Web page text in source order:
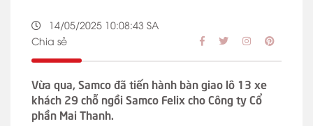
14/05/2025 10:08:43 SA
Chia sẻ
Vừa qua, Samco đã tiến hành bàn giao lô 13 xe
khách 29 chỗ ngồi Samco Felix cho Công ty Cổ
phần Mai Thanh.